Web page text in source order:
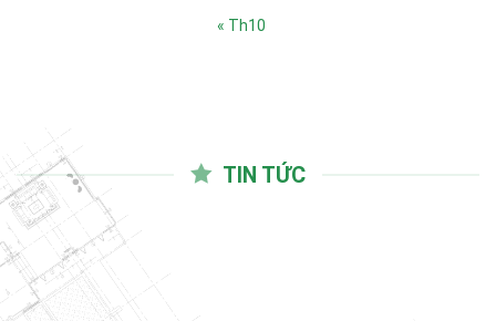
« Th10
TIN TỨC
03
Th10